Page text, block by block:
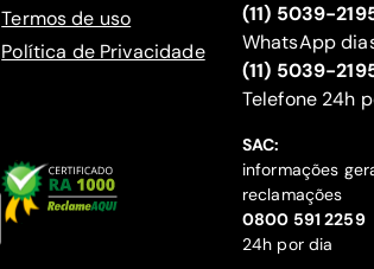
Termos de uso
Política de Privacidade
(11) 5039-
WhatsApp
(11) 5039-
‍Telefone 24h
SAC:
informações
reclamações
‍0800 591 2259
24h por dia